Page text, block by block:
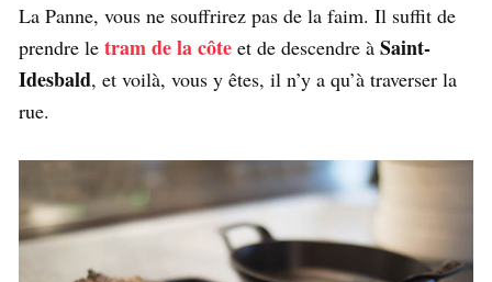
La Panne, vous ne souffrirez pas de la faim. Il suffit de
prendre le tram de la côte et de descendre à Saint-
Idesbald, et voilà, vous y êtes, il n’y a qu’à traverser la
rue.